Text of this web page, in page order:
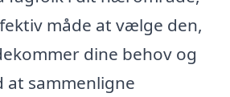
måde at vælge den,
dine behov og
at sammenligne